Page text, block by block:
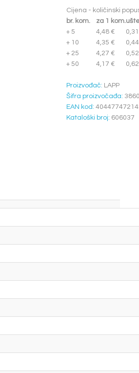
Cijena - količinski
br. kom.
za 1 kom.
+ 5
4,48 €
+ 10
4,35 €
+ 25
4,27 €
+ 50
4,17 €
Proizvođač: LAPP
Šifra proizvočađa:
EAN kod:
Kataloški broj: 606037